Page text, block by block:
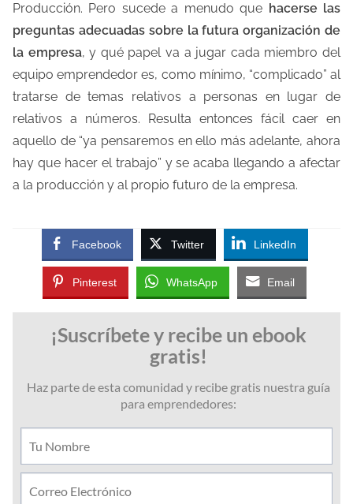
Producción. Pero sucede a menudo que hacerse las
preguntas adecuadas sobre la futura organización de
la empresa, y qué papel va a jugar cada miembro del
equipo emprendedor es, como mínimo, “complicado” al
tratarse de temas relativos a personas en lugar de
relativos a números. Resulta entonces fácil caer en
aquello de “ya pensaremos en ello más adelante, ahora
hay que hacer el trabajo” y se acaba llegando a afectar
a la producción y al propio futuro de la empresa.
Facebook Twitter LinkedIn
Pinterest WhatsApp Email